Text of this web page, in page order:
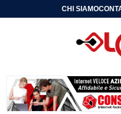
CHI SIAMO